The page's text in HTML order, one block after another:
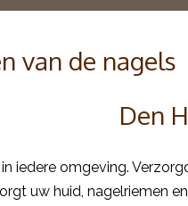
van de nagels
Den
iedere omgeving.
uw huid, nagelriemen